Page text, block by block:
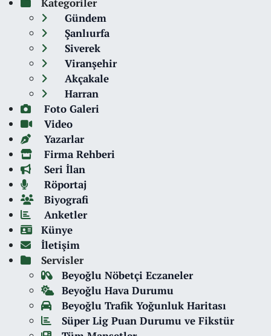
Gündem
Şanlıurfa
Siverek
Viranşehir
Akçakale
Harran
Foto Galeri
Video
Yazarlar
Firma Rehberi
Seri İlan
Röportaj
Biyografi
Anketler
Künye
İletişim
Servisler
Beyoğlu Nöbetçi Eczaneler
Beyoğlu Hava Durumu
Beyoğlu Trafik Yoğunluk Haritası
Süper Lig Puan Durumu ve Fikstür